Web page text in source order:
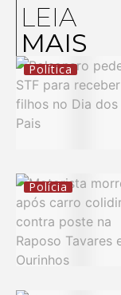
LEIA
MAIS
Política
Polícia